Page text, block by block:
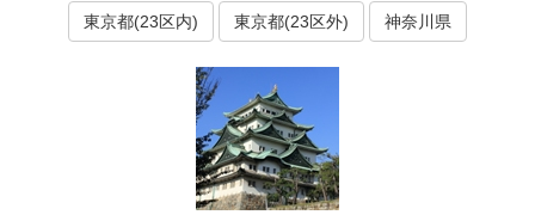
東京都(23区内) 東京都(23区外) 神奈川県